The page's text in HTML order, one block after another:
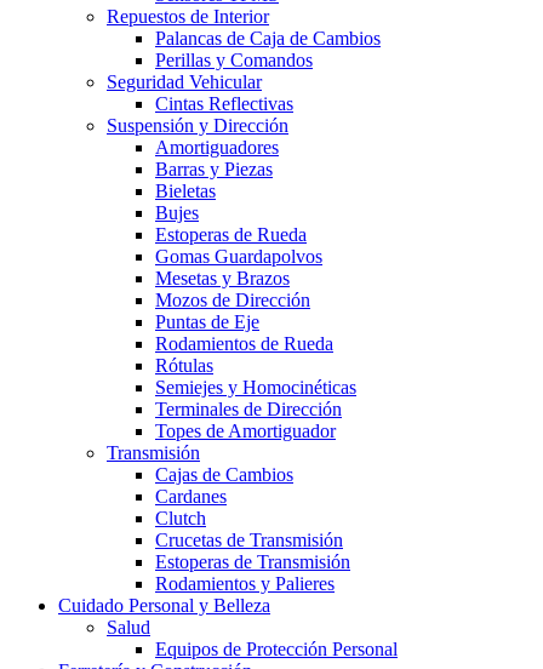
Repuestos de Interior
Palancas de Caja de Cambios
Perillas y Comandos
Seguridad Vehicular
Cintas Reflectivas
Suspensión y Dirección
Amortiguadores
Barras y Piezas
Bieletas
Bujes
Estoperas de Rueda
Gomas Guardapolvos
Mesetas y Brazos
Mozos de Dirección
Puntas de Eje
Rodamientos de Rueda
Rótulas
Semiejes y Homocinéticas
Terminales de Dirección
Topes de Amortiguador
Transmisión
Cajas de Cambios
Cardanes
Clutch
Crucetas de Transmisión
Estoperas de Transmisión
Rodamientos y Palieres
Cuidado Personal y Belleza
Salud
Equipos de Protección Personal